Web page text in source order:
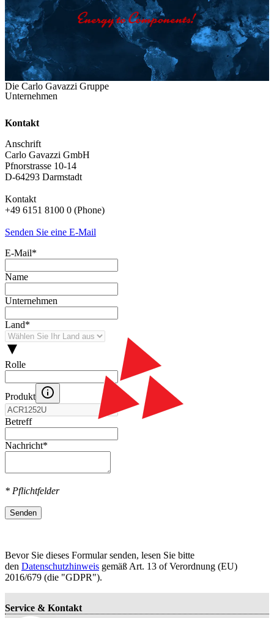
Die Carlo Gavazzi Gruppe
Unternehmen
Kontakt
Anschrift
Carlo Gavazzi GmbH
Pfnorstrasse 10-14
D-64293 Darmstadt
Kontakt
+49 6151 8100 0 (Phone)
Senden Sie eine E-Mail
E-Mail*
Name
Unternehmen
Land*
Rolle
Produkt
Betreff
Nachricht*
* Pflichtfelder
Senden
Bevor Sie dieses Formular senden, lesen Sie bitte
den Datenschutzhinweis gemäß Art. 13 оf Verordnung (EU)
2016/679 (die "GDPR").
Service & Kontakt